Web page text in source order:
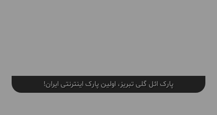
پارک ائل گلی تبریز، اولین پارک اینترنتی ایران!